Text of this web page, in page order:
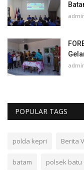
POPULAR TAGS
polda kepri Berita
batam polsek batu